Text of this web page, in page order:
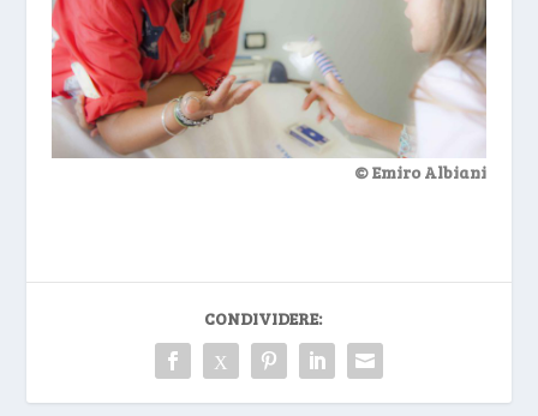
© Emiro Albiani
CONDIVIDERE: